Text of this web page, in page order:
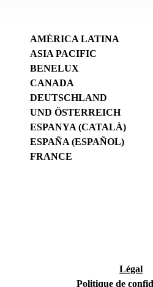
AMÉRICA LATINA
ASIA PACIFIC
BENELUX
CANADA
DEUTSCHLAND
UND ÖSTERREICH
ESPANYA (CATALÀ)
ESPAÑA (ESPAÑOL)
FRANCE
Légal
Politique de